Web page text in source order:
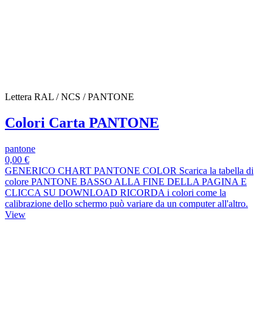
Lettera RAL / NCS / PANTONE
Colori Carta PANTONE
pantone
0,00 €
GENERICO CHART PANTONE COLOR Scarica la tabella di
colore PANTONE BASSO ALLA FINE DELLA PAGINA E
CLICCA SU DOWNLOAD RICORDA i colori come la
calibrazione dello schermo può variare da un computer all'altro.
View